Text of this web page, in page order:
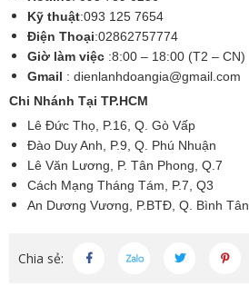
Kỹ thuật:093 125 7654
Điện Thoại:02862757774
Giờ làm việc :8:00 – 18:00 (T2 – CN)
Gmail : dienlanhdoangia@gmail.com
Chi Nhánh Tại TP.HCM
Lê Đức Thọ, P.16, Q. Gò Vấp
Đào Duy Anh, P.9, Q. Phú Nhuận
Lê Văn Lương, P. Tân Phong, Q.7
Cách Mạng Tháng Tám, P.7, Q3
An Dương Vương, P.BTĐ, Q. Bình Tân
Chia sẻ: